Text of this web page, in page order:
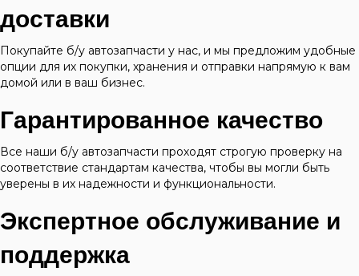
доставки
Покупайте б/у автозапчасти у нас, и мы предложим удобные
опции для их покупки, хранения и отправки напрямую к вам
домой или в ваш бизнес.
Гарантированное качество
Все наши б/у автозапчасти проходят строгую проверку на
соответствие стандартам качества, чтобы вы могли быть
уверены в их надежности и функциональности.
Экспертное обслуживание и
поддержка